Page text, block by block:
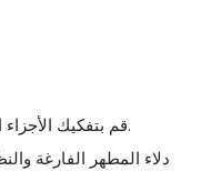
- قم بتفكيك الأجزاء القابلة للإزالة وغسلها وشطفها وتعقيمها.